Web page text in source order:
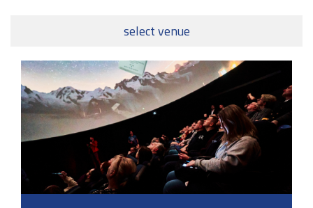
select venue